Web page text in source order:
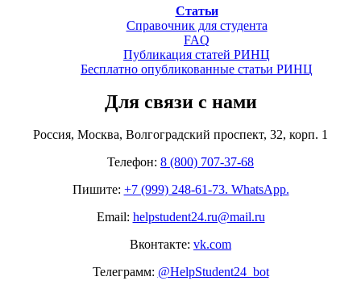
Статьи
Справочник для студента
FAQ
Публикация статей РИНЦ
Бесплатно опубликованные статьи РИНЦ
Для связи с нами
Россия, Москва, Волгоградский проспект, 32, корп. 1
Телефон: 8 (800) 707-37-68
Пишите: +7 (999) 248-61-73. WhatsApp.
Email: helpstudent24.ru@mail.ru
Вконтакте: vk.com
Телеграмм: @HelpStudent24_bot